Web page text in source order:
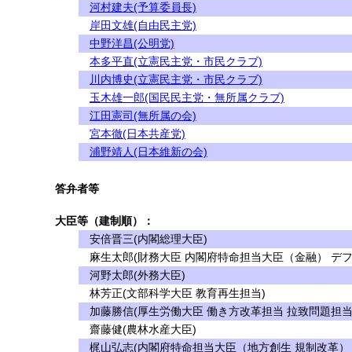
河村建夫(予算委員長)
岸田文雄(自由民主党)
中野洋昌(公明党)
本多平直(立憲民主党・市民クラブ)
川内博史(立憲民主党・市民クラブ)
玉木雄一郎(国民民主党・無所属クラブ)
江田憲司(無所属の会)
宮本徹(日本共産党)
浦野靖人(日本維新の会)
答弁者等
大臣等（建制順）：
安倍晋三(内閣総理大臣)
麻生太郎(財務大臣 内閣府特命担当大臣（金融） デ
河野太郎(外務大臣)
林芳正(文部科学大臣 教育再生担当)
加藤勝信(厚生労働大臣 働き方改革担当 拉致問題担
齋藤健(農林水産大臣)
梶山弘志(内閣府特命担当大臣（地方創生 規制改革